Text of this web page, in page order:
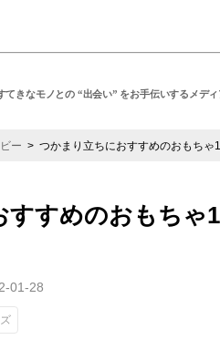
てきなモノとの “出会い” をお手伝いするメディ
ー > つかまり立ちにおすすめのおもちゃ
すめのおもちゃ
01-28